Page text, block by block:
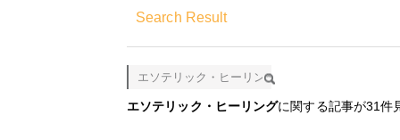
Search Result
エソテリック・ヒーリングに関する記事が31件